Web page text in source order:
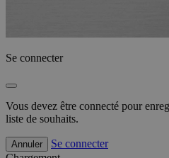
Se connecter
Vous devez être connecté pour
liste de souhaits.
Annuler
Se connecter